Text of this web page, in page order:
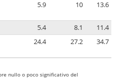
5.9 10 13.6
5.4 8.1
11.4
24.4 27.2 34.7
nullo o poco significativo del